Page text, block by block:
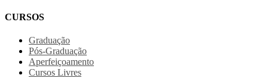
CURSOS
Graduação
Pós-Graduação
Aperfeiçoamento
Cursos Livres